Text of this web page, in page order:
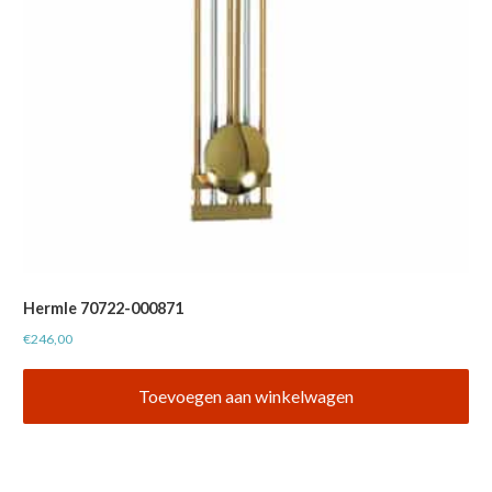
Hermle 70722-000871
€246,00
Toevoegen aan winkelwagen